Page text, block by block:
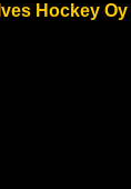
Ilves Hockey